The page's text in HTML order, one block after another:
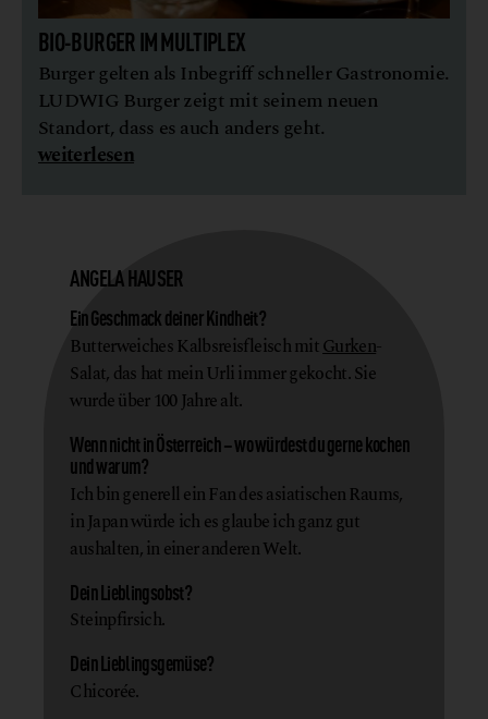
BIO-BURGER IM MULTIPLEX
Burger gelten als Inbegriff schneller Gastronomie.
LUDWIG Burger zeigt mit seinem neuen
Standort, dass es auch anders geht.
weiterlesen
ANGELA HAUSER
Ein Geschmack deiner Kindheit?
Butterweiches Kalbsreisfleisch mitGurken-
Salat, das hat mein Urli immer gekocht. Sie
wurde über 100 Jahre alt.
Wenn nicht in Österreich – wo würdest du gerne kochen
und warum?
Ich bin generell ein Fan des asiatischen Raums,
in Japan würde ich es glaube ich ganz gut
aushalten, in einer anderen Welt.
Dein Lieblingsobst?
Steinpfirsich.
Dein Lieblingsgemüse?
Chicorée.